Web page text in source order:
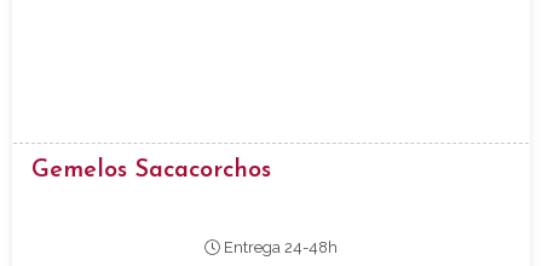
Gemelos Sacacorchos
Entrega 24-48h